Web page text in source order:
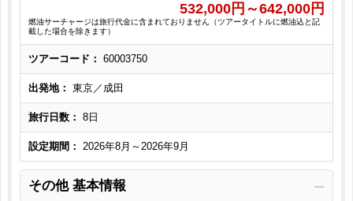
532,000 円～642,000 円
燃油サーチャージは旅行代金に含まれておりません（ツアータイトルに燃油込と記
載した場合を除きます）
ツアーコード： 60003750
出発地： 東京／成田
旅行日数： 8日
設定期間： 2026年8月～2026年9月
その他 基本情報